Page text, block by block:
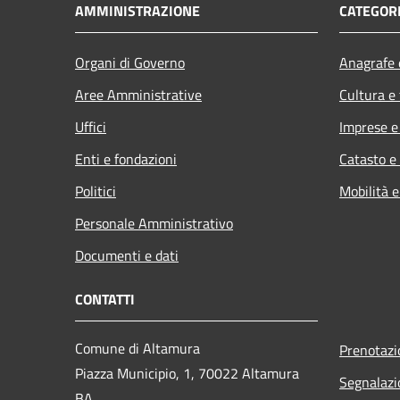
AMMINISTRAZIONE
Organi di Governo
Aree Amministrative
Uffici
Enti e fondazioni
Politici
Personale Amministrativo
Documenti e dati
Cultura
Imprese
Catasto
Mobilità
CONTATTI
Comune di Altamura
Piazza Municipio, 1, 70022 Altamura